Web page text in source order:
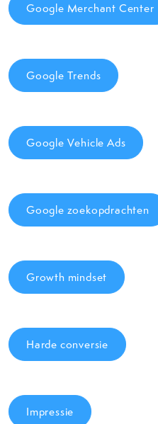
Google Merchant Center
Google Trends
Google Vehicle Ads
Google zoekopdrachten
Growth mindset
Harde conversie
Impressie